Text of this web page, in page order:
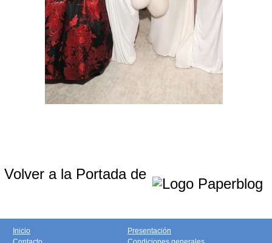
Volver a la Portada de
Inicio
Presentación